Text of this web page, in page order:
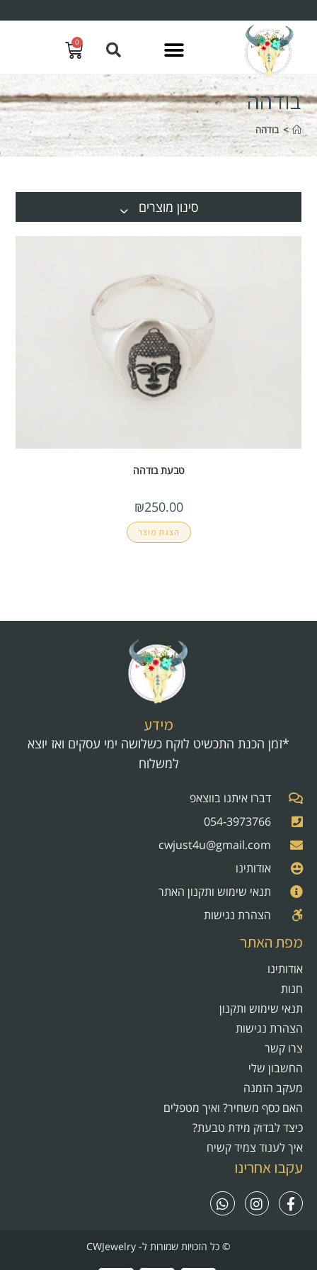
0
בודהה
> בודהה
סינון מוצרים
טבעת בודהה
₪250.00
הצגת מוצר
מידע
*זמן הכנת התכשיט לוקח כשלושה ימי עסקים ואז יוצא
למשלוח
דברו איתנו בווצאפ
054-3973766
cwjust4u@gmail.com
אודותינו
תנאי שימוש ותקנון האתר
הצהרת נגישות
מפת האתר
אודותינו
חנות
תנאי שימוש ותקנון
הצהרת נגישות
צרו קשר
החשבון שלי
מעקב הזמנה
האם כסף משחיר? ואיך מטפלים
כיצד לבדוק מידת טבעת?
איך לענוד צמיד קשיח
עקבו אחרינו
© כל הזכויות שמורות ל- CWJewelry